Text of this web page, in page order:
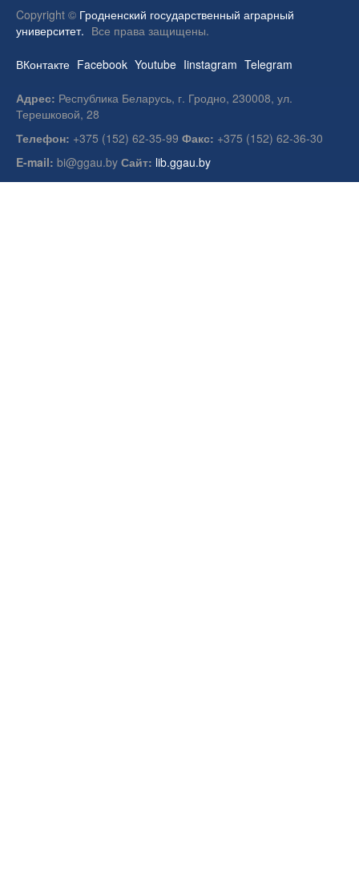
Copyright © Гродненский государственный аграрный
университет. Все права защищены.
ВКонтакте Facebook Youtube Iinstagram Telegram
Адрес: Республика Беларусь, г. Гродно, 230008, ул.
Терешковой, 28
Телефон: +375 (152) 62-35-99 Факс: +375 (152) 62-36-30
E-mail: bi@ggau.by Сайт: lib.ggau.by